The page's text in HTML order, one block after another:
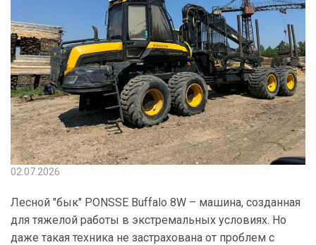
02.07.2026
Лесной "бык" PONSSE Buffalo 8W – машина, созданная
для тяжелой работы в экстремальных условиях. Но
даже такая техника не застрахована от проблем с